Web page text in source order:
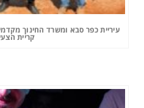
עיריית כפר סבא ומשרד החינוך
קריית